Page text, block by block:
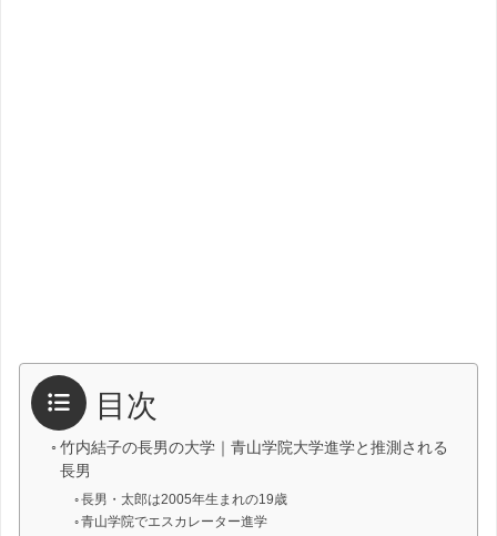
目次
竹内結子の長男の大学｜青山学院大学進学と推測される
長男
長男・太郎は2005年生まれの19歳
青山学院でエスカレーター進学